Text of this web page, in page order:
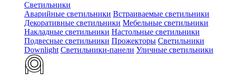
Светильники
Аварийные светильники Встраиваемые светильники
Декоративные светильники Мебельные светильники
Накладные светильники Настольные светильники
Подвесные светильники Прожекторы Светильники
Downlight Светильники-панели Уличные светильники